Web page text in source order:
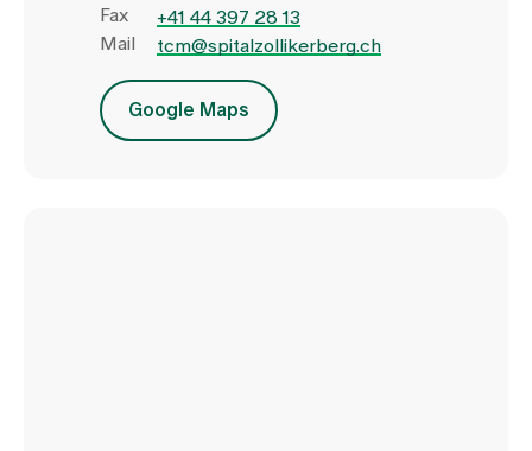
Fax
+41 44 397 28 13
Mail
tcm@spitalzollikerberg.ch
Google Maps